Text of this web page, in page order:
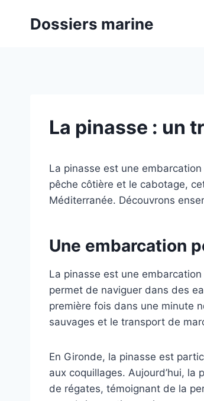
Dossiers marine
La pinasse : un
La pinasse est une
pêche côtière et le cabotage,
Méditerranée. Découvrons
Une embarcation
La pinasse est une
permet de naviguer dans des
première fois dans une minute
sauvages et le transport de
En Gironde, la pinasse est
aux coquillages. Aujourd’hui,
de régates, témoignant de la